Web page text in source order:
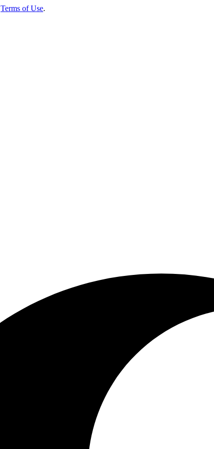
Terms of Use.